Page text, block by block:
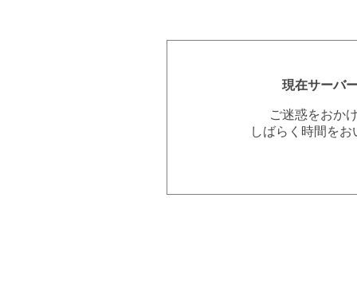
現在サーバ
ご迷惑をおか
しばらく時間を